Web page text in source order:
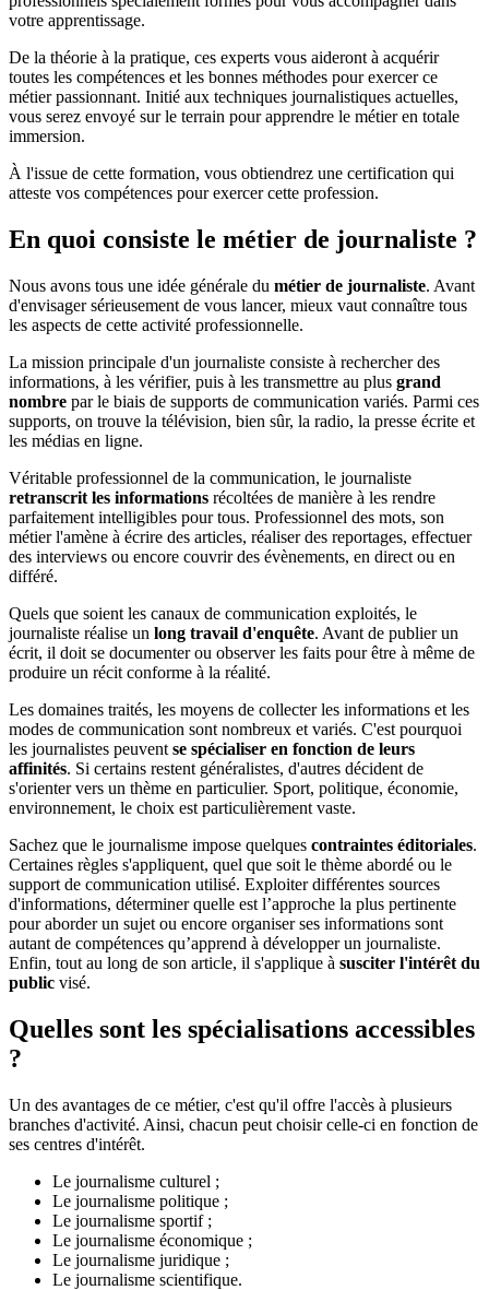
votre apprentissage.
De la théorie à la pratique, ces experts vous aideront à acquérir
toutes les compétences et les bonnes méthodes pour exercer ce
métier passionnant. Initié aux techniques journalistiques actuelles,
vous serez envoyé sur le terrain pour apprendre le métier en totale
immersion.
À l'issue de cette formation, vous obtiendrez une certification qui
atteste vos compétences pour exercer cette profession.
En quoi consiste le métier de journaliste ?
Nous avons tous une idée générale du métier de journaliste. Avant
d'envisager sérieusement de vous lancer, mieux vaut connaître tous
les aspects de cette activité professionnelle.
La mission principale d'un journaliste consiste à rechercher des
informations, à les vérifier, puis à les transmettre au plus grand
nombre par le biais de supports de communication variés. Parmi ces
supports, on trouve la télévision, bien sûr, la radio, la presse écrite et
les médias en ligne.
Véritable professionnel de la communication, le journaliste
retranscrit les informations récoltées de manière à les rendre
parfaitement intelligibles pour tous. Professionnel des mots, son
métier l'amène à écrire des articles, réaliser des reportages, effectuer
des interviews ou encore couvrir des évènements, en direct ou en
différé.
Quels que soient les canaux de communication exploités, le
journaliste réalise un long travail d'enquête. Avant de publier un
écrit, il doit se documenter ou observer les faits pour être à même de
produire un récit conforme à la réalité.
Les domaines traités, les moyens de collecter les informations et les
modes de communication sont nombreux et variés. C'est pourquoi
les journalistes peuvent se spécialiser en fonction de leurs
affinités. Si certains restent généralistes, d'autres décident de
s'orienter vers un thème en particulier. Sport, politique, économie,
environnement, le choix est particulièrement vaste.
Sachez que le journalisme impose quelques contraintes éditoriales.
Certaines règles s'appliquent, quel que soit le thème abordé ou le
support de communication utilisé. Exploiter différentes sources
d'informations, déterminer quelle est l’approche la plus pertinente
pour aborder un sujet ou encore organiser ses informations sont
autant de compétences qu’apprend à développer un journaliste.
Enfin, tout au long de son article, il s'applique à susciter l'intérêt du
public visé.
Quelles sont les spécialisations accessibles
?
Un des avantages de ce métier, c'est qu'il offre l'accès à plusieurs
branches d'activité. Ainsi, chacun peut choisir celle-ci en fonction de
ses centres d'intérêt.
Le journalisme culturel ;
Le journalisme politique ;
Le journalisme sportif ;
Le journalisme économique ;
Le journalisme juridique ;
Le journalisme scientifique.